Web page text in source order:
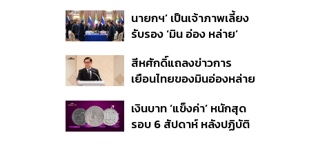
นายกฯ’ เป็นเจ้าภาพเลี้ยง
รับรอง ‘มิน อ่อง หล่าย’
ร่วมงาน
สีหศักดิ์แถลงข่าวการ
เยือนไทยของมินอ่องหล่าย
สร้างสรรค์ ตรงไปตรงมา
ย้ำต้องการให้เมียนมากลับ
เงินบาท ‘แข็งค่า’ หนักสุด
รอบ 6 สัปดาห์ หลังปฏิบัติ